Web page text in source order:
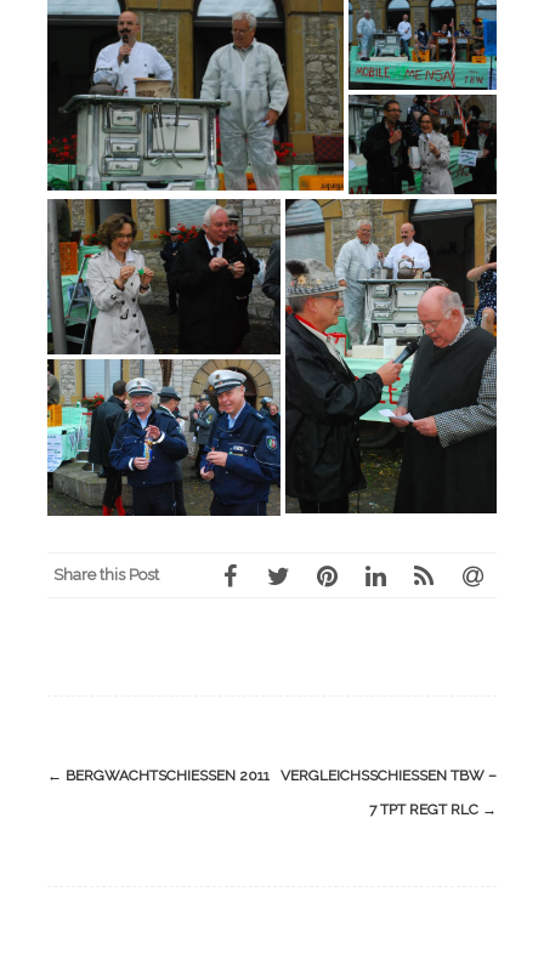
Share this Post
Navigation
← BERGWACHTSCHIESSEN 2011
VERGLEICHSSCHIESSEN TBW – 7
TPT REGT RLC →